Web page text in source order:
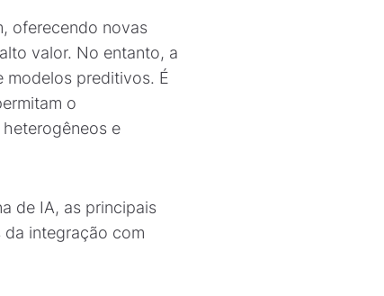
oferecendo novas
valor. No entanto, a
modelos preditivos. É
o
e
de IA, as principais
integração com